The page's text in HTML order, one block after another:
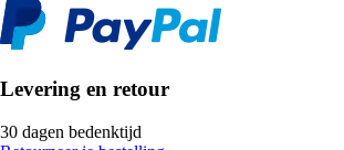
Levering en retour
30 dagen bedenktijd